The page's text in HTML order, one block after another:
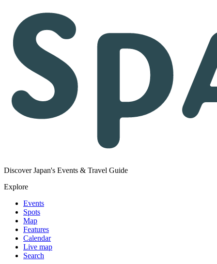
Discover Japan's Events & Travel Guide
Explore
Events
Spots
Map
Features
Calendar
Live map
Search